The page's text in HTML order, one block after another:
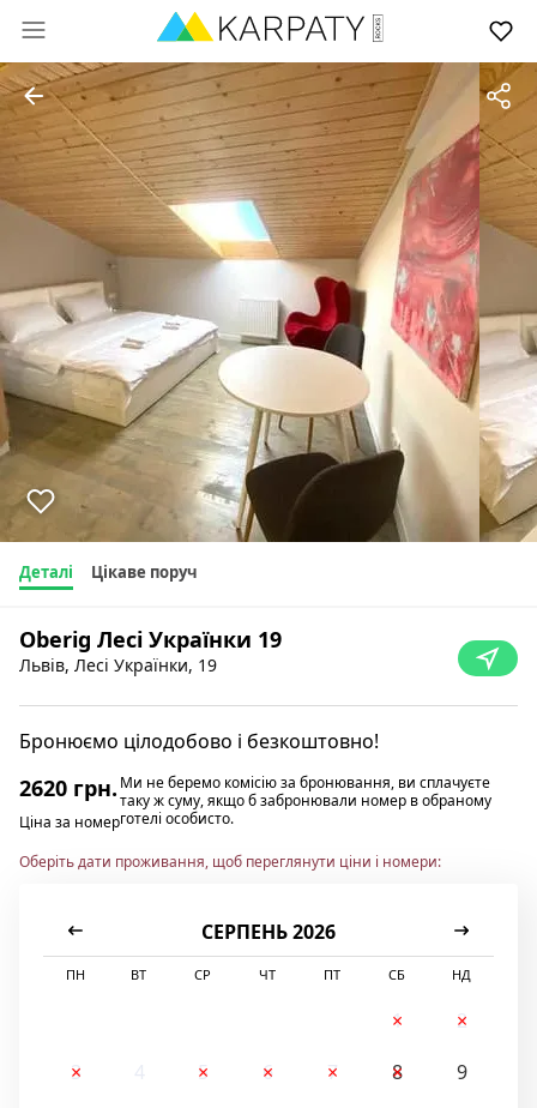
Деталі Цікаве поруч
Oberig Лесі Українки 19
Львів, Лесі Українки, 19
Бронюємо цілодобово і безкоштовно!
2620 грн.
Ціна за номер
Ми не беремо комісію за бронювання, ви сплачуєте
таку ж суму, якщо б забронювали номер в обраному
готелі особисто.
Оберіть дати проживання, щоб переглянути ціни і номери:
СЕРПЕНЬ 2026
ПН ВТ СР ЧТ ПТ СБ НД
1
2
3
5 6 7 8
9